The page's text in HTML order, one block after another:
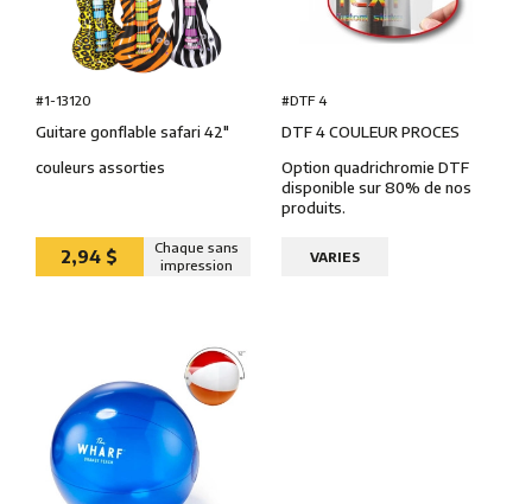
#1-13120
Guitare gonflable safari 42″
couleurs assorties
2,94 $
Chaque sans
impression
#DTF 4
DTF 4 COULEUR PROCES
Option quadrichromie DTF
disponible sur 80% de nos
produits.
VARIES